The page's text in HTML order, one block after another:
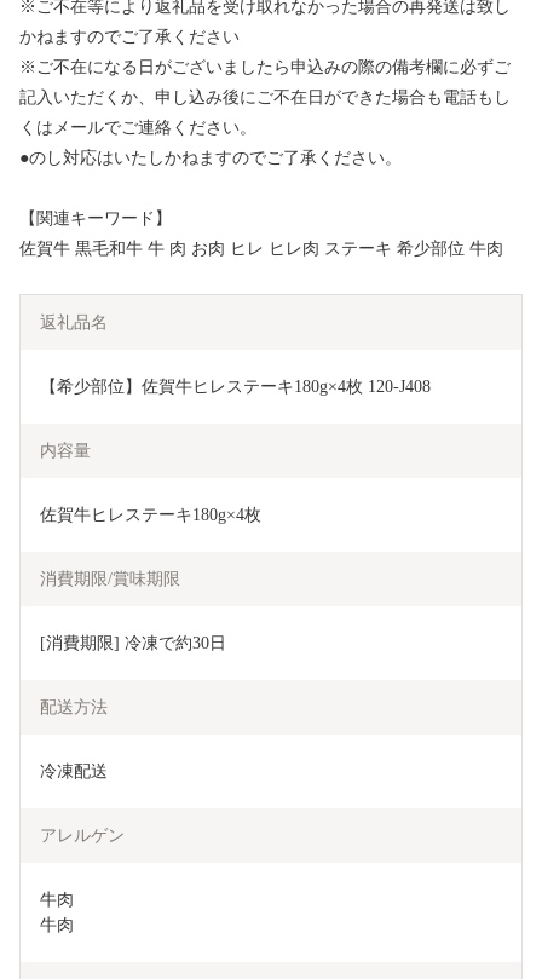
※ご不在等により返礼品を受け取れなかった場合の再発送は致し
かねますのでご了承ください
※ご不在になる日がございましたら申込みの際の備考欄に必ずご
記入いただくか、申し込み後にご不在日ができた場合も電話もし
くはメールでご連絡ください。
●のし対応はいたしかねますのでご了承ください。
【関連キーワード】
佐賀牛 黒毛和牛 牛 肉 お肉 ヒレ ヒレ肉 ステーキ 希少部位 牛肉
返礼品名
【希少部位】佐賀牛ヒレステーキ180g×4枚 120-J408
内容量
佐賀牛ヒレステーキ180g×4枚
消費期限/賞味期限
[消費期限] 冷凍で約30日
配送方法
冷凍配送
アレルゲン
牛肉
牛肉